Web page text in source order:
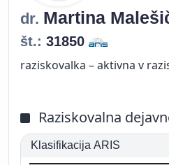
dr. Martina
št.: 31850
raziskovalka – aktivna v
Raziskovalna
Klasifikacija ARIS